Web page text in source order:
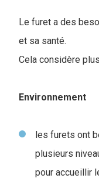
Le furet a des
et sa santé.
Cela considère
Environnement
les furets ont
plusieurs
pour accueillir